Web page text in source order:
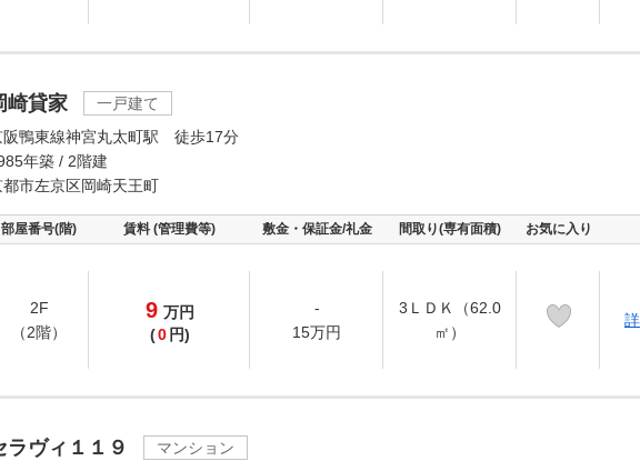
崎貸家
一戸建て
阪鴨東線神宮丸太町駅 徒歩17分
年築 / 2階建
都市左京区岡崎天王町
部屋番号(階) 賃料 (管理費等) 敷金・保証金/礼金 間取り(専有面積) お気に入り
2F
（2階）
9 万円
(0 円)
-
15万円
3ＬＤＫ（62.0
㎡）
ラヴィ１１９
マンション